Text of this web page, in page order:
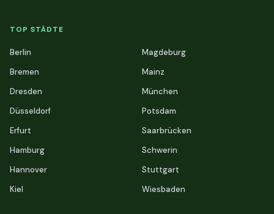
TOP STÄDTE
Berlin
Bremen
Dresden
Düsseldorf
Erfurt
Hamburg
Hannover
Kiel
Magdeburg
Mainz
München
Potsdam
Saarbrücken
Schwerin
Stuttgart
Wiesbaden